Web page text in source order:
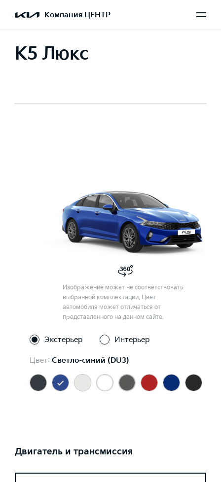
Компания ЦЕНТР
K5 Люкс
Изображение может не соответствовать
выбранной комплектации. Цвет
автомобиля может отличаться от
представленного на данном сайте.
Экстерьер Интерьер
Цвет: Светло-синий (DU3)
Двигатель и трансмиссия